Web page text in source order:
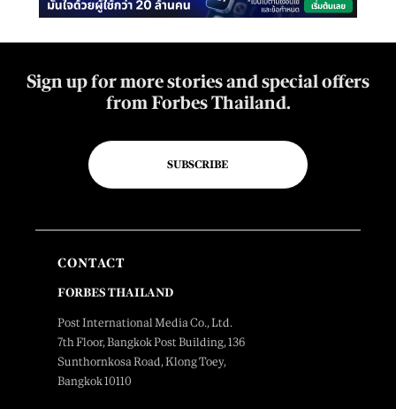
Sign up for more stories and special offers
from Forbes Thailand.
SUBSCRIBE
CONTACT
FORBES THAILAND
Post International Media Co., Ltd.
7th Floor, Bangkok Post Building, 136
Sunthornkosa Road, Klong Toey,
Bangkok 10110